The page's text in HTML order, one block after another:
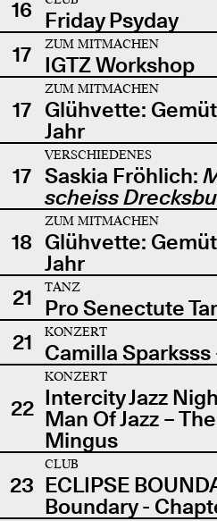
16 Friday Psyday
17
ZUM MITMACHEN
IGTZ Workshop
17
ZUM MITMACHEN
Glühvette:
Jahr
17
VERSCHIEDENES
Saskia Fröhlich:
scheiss
18
ZUM MITMACHEN
Glühvette:
Jahr
21
TANZ
Pro Senectute
21
KONZERT
Camilla Sparksss
22
KONZERT
Intercity Jazz
Man Of Jazz –
Mingus
23
CLUB
ECLIPSE
Boundary -